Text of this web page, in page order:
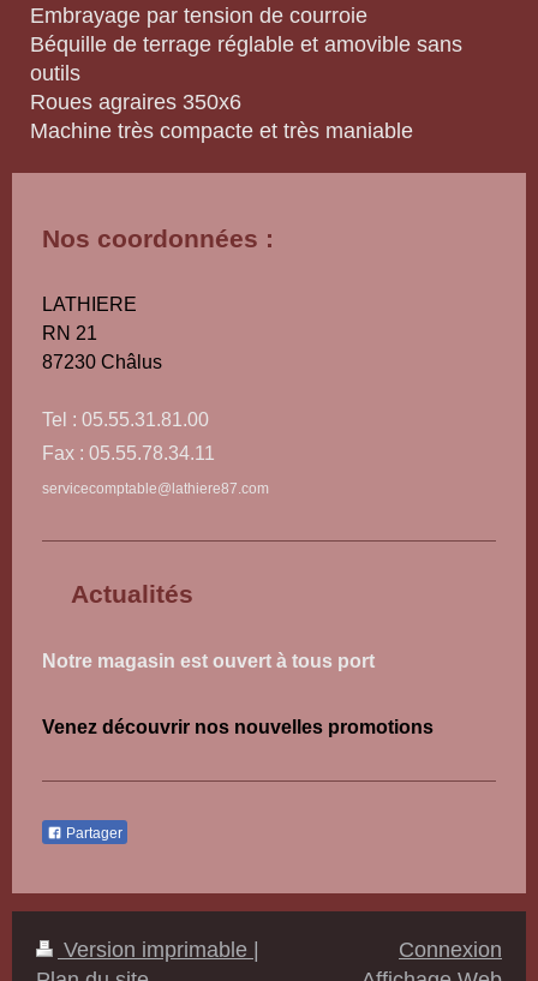
Embrayage par tension de courroie
Béquille de terrage réglable et amovible sans
outils
Roues agraires 350x6
Machine très compacte et très maniable
Nos coordonnées :
LATHIERE
RN 21
87230 Châlus
Tel : 05.55.31.81.00
Fax : 05.55.78.34.11
servicecomptable@lathiere87.com
Actualités
Notre magasin est ouvert à tous port
Venez découvrir nos nouvelles promotions
Partager
Version imprimable
Connexion